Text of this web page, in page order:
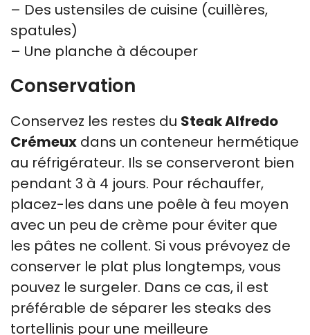
– Des ustensiles de cuisine (cuillères,
spatules)
– Une planche à découper
Conservation
Conservez les restes du Steak Alfredo
Crémeux dans un conteneur hermétique
au réfrigérateur. Ils se conserveront bien
pendant 3 à 4 jours. Pour réchauffer,
placez-les dans une poêle à feu moyen
avec un peu de crème pour éviter que
les pâtes ne collent. Si vous prévoyez de
conserver le plat plus longtemps, vous
pouvez le surgeler. Dans ce cas, il est
préférable de séparer les steaks des
tortellinis pour une meilleure